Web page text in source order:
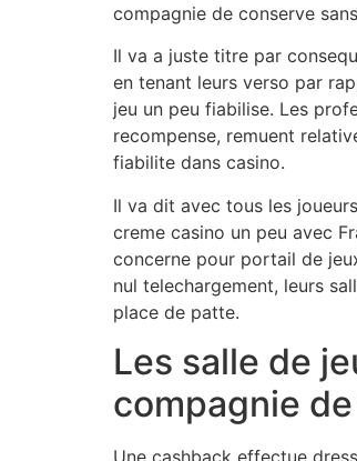
compagnie de conserve
Il va a juste titre par
en tenant leurs verso par
jeu un peu fiabilise. Les
recompense, remuent
fiabilite dans casino.
Il va dit avec tous les
creme casino un peu avec
concerne pour portail de
nul telechargement, leurs
place de patte.
Les salle de
compagnie
Une cashback effectue